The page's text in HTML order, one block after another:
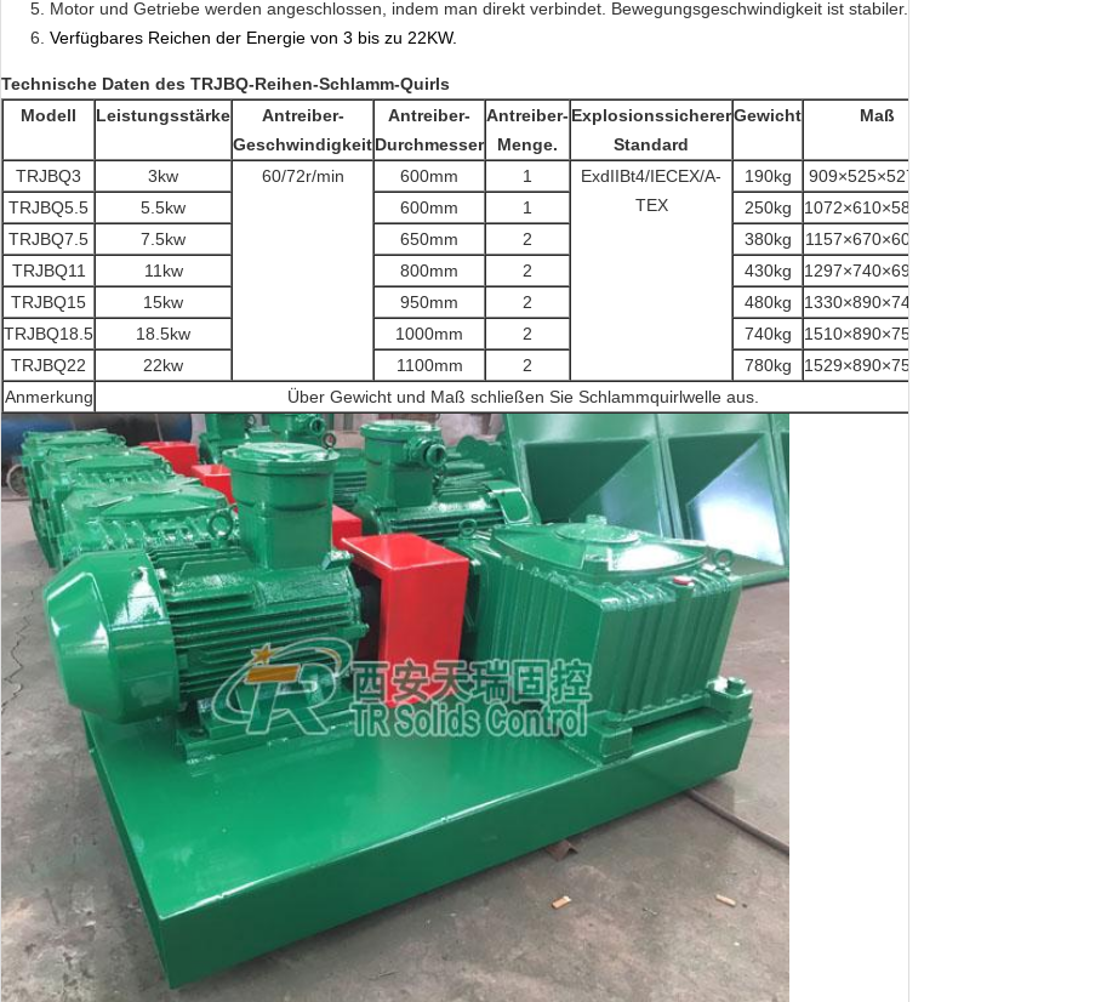
Motor und Getriebe werden angeschlossen, indem man direkt verbindet. Bewegungsgeschwindigkeit ist stabiler.
Verfügbares Reichen der Energie von 3 bis zu 22KW.
Technische Daten des TRJBQ-Reihen-Schlamm-Quirls
Modell
Leistungsstärke
Antreiber-
Geschwindigkeit
Antreiber-
Durchmesser
Antreiber-
Menge.
Explosionssicherer
Standard
Gewicht Maß
TRJBQ3 3kw 60/72r/min 600mm 1
ExdIIBt4/IECEX/A-
TEX
190kg
909×525×527mm
TRJBQ5.5
5.5kw 600mm 1 250kg
1072×610×588mm
TRJBQ7.5
7.5kw 650mm 2 380kg
1157×670×607mm
TRJBQ11
11kw 800mm 2 430kg
1297×740×692mm
TRJBQ15
15kw 950mm 2 480kg
1330×890×747mm
TRJBQ18.5
18.5kw 1000mm 2 740kg
1510×890×753mm
TRJBQ22
22kw 1100mm 2 780kg
1529×890×753mm
Anmerkung
Über Gewicht und Maß schließen Sie Schlammquirlwelle aus.